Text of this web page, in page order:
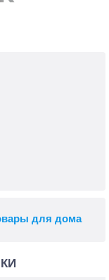
для дома